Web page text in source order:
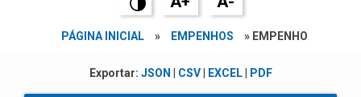
PÁGINA INICIAL » EMPENHOS » EMPENHO
Exportar: JSON CSV| EXCEL| PDF